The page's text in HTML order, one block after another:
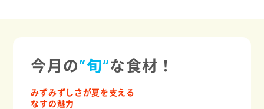
今月の“旬”な食材！
みずみずしさが夏を支える
なすの魅力